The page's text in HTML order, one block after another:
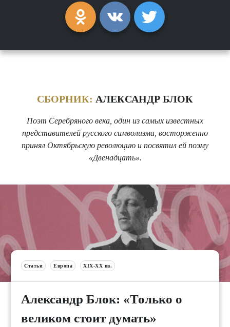
СБОРНИК: АЛЕКСАНДР БЛОК
Поэт Серебряного века, один из самых известных
представителей русского символизма, восторженно
принял Октябрьскую революцию и посвятил ей поэму
«Двенадцать».
Статьи Европа XIX-XX вв.
Александр Блок: «Только о
великом стоит думать»